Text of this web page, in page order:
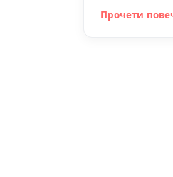
Прочети